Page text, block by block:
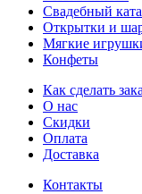
Свадебный
Открытки и
Мягкие
Конфеты
Как сделать
О нас
Скидки
Оплата
Доставка
Контакты